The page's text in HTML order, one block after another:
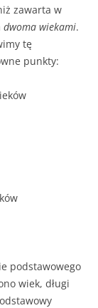
zawarta w
dwoma wiekami.
tę
punkty:
podstawowego
wiek, długi